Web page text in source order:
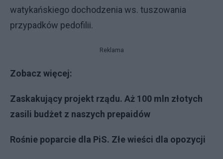
watykańskiego dochodzenia ws. tuszowania
przypadków pedofilii.
Reklama
Zobacz więcej:
Zaskakujący projekt rządu. Aż 100 mln złotych
zasili budżet z naszych prepaidów
Rośnie poparcie dla PiS. Złe wieści dla opozycji